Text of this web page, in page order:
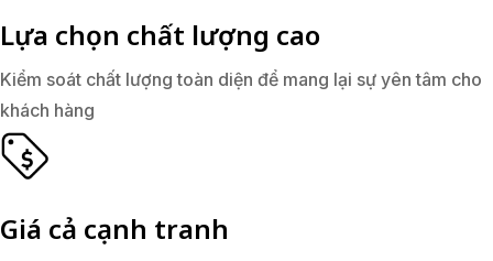
Lựa chọn chất lượng cao
Kiểm soát chất lượng toàn diện để mang lại sự yên tâm cho
khách hàng
Giá cả cạnh tranh